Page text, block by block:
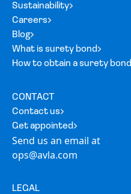
Sustainability
Careers
Blog
What is surety bond
How to obtain a surety bond
CONTACT
Contact us
Get appointed
Send us an email at
ops@avla.com
LEGAL